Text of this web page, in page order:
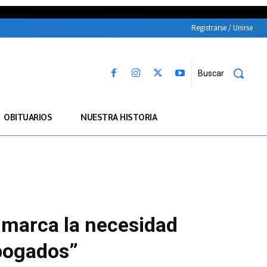
Registrarse / Unirse
Buscar
OBITUARIOS NUESTRA HISTORIA
la necesidad